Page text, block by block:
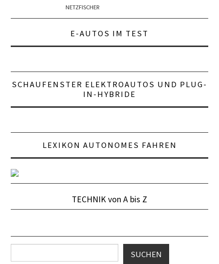
NETZFISCHER
E-AUTOS IM TEST
SCHAUFENSTER ELEKTROAUTOS UND PLUG-
IN-HYBRIDE
LEXIKON AUTONOMES FAHREN
TECHNIK von A bis Z
SUCHEN